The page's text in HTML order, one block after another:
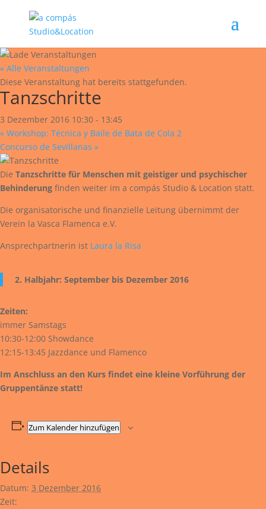
« Alle Veranstaltungen
Diese Veranstaltung hat bereits stattgefunden.
Tanzschritte
3 Dezember 2016 10:30 - 13:45
« Workshop: Técnica y Baile de Bata de Cola 2
Concurso de Sevillanas »
Die Tanzschritte für Menschen mit geistiger und psychischer
Behinderung finden weiter im a compás Studio & Location statt.
Die organisatorische und finanzielle Leitung übernimmt der
Verein la Vasca Flamenca e.V.
Ansprechpartnerin ist Laura la Risa
2. Halbjahr: September bis Dezember 2016
Zeiten:
immer Samstags
10:30-12:00 Showdance
12:15-13:45 Jazzdance und Flamenco
Im Anschluss an den Kurs findet eine kleine Vorführung der
Gruppentänze statt!
Zum Kalender hinzufügen
Details
Datum: 3 Dezember 2016
Zeit: